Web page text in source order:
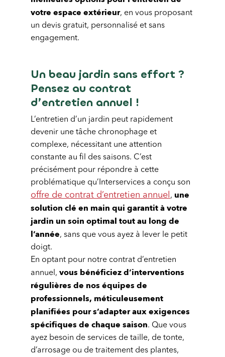
votre espace extérieur, en vous proposant
un devis gratuit, personnalisé et sans
engagement.
Un beau jardin sans effort ?
Pensez au contrat
d’entretien annuel !
L’entretien d’un jardin peut rapidement
devenir une tâche chronophage et
complexe, nécessitant une attention
constante au fil des saisons. C’est
précisément pour répondre à cette
problématique qu’Interservices a conçu son
offre de contrat d’entretien annuel , une
solution clé en main qui garantit à votre
jardin un soin optimal tout au long de
l’année, sans que vous ayez à lever le petit
doigt.
En optant pour notre contrat d’entretien
annuel, vous bénéficiez d’interventions
régulières de nos équipes de
professionnels, méticuleusement
planifiées pour s’adapter aux exigences
spécifiques de chaque saison. Que vous
ayez besoin de services de taille, de tonte,
d’arrosage ou de traitement des plantes,